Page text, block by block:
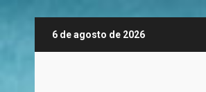
6 de agosto de 2026